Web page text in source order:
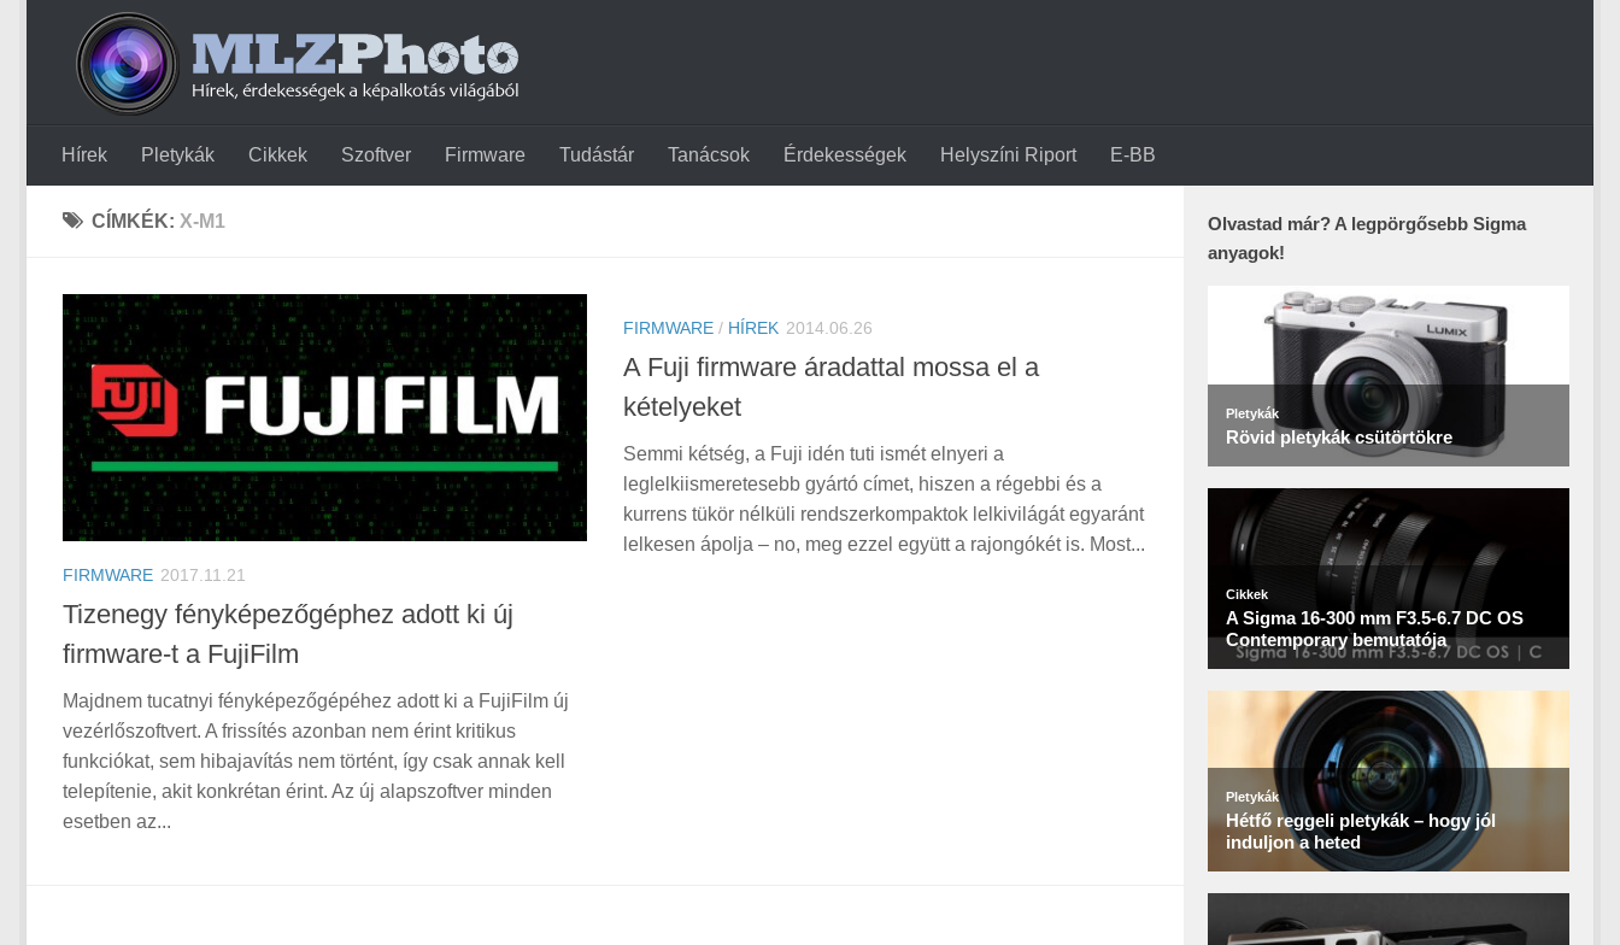
Hírek Pletykák Cikkek Szoftver Firmware Tudástár Tanácsok Érdekességek Helyszíni Riport E-BB
CÍMKÉK: X-M1
FIRMWARE 2017.11.21
Tizenegy fényképezőgéphez adott ki új
firmware-t a FujiFilm
Majdnem tucatnyi fényképezőgépéhez adott ki a FujiFilm új
vezérlőszoftvert. A frissítés azonban nem érint kritikus
funkciókat, sem hibajavítás nem történt, így csak annak kell
telepítenie, akit konkrétan érint. Az új alapszoftver minden
esetben az...
FIRMWARE / HÍREK 2014.06.26
A Fuji firmware áradattal mossa el a
kételyeket
Semmi kétség, a Fuji idén tuti ismét elnyeri a
leglelkiismeretesebb gyártó címet, hiszen a régebbi és a
kurrens tükör nélküli rendszerkompaktok lelkivilágát egyaránt
lelkesen ápolja – no, meg ezzel együtt a rajongókét is. Most...
Olvastad már? A legpörgősebb Sigma
anyagok!